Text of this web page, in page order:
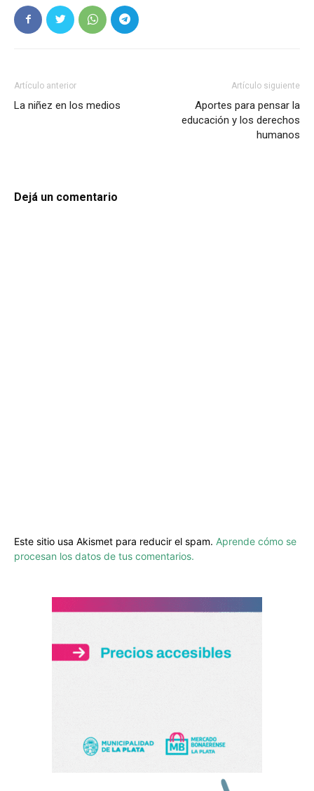
Artículo anterior
La niñez en los medios
Artículo siguiente
Aportes para pensar la
educación y los derechos
humanos
Dejá un comentario
Este sitio usa Akismet para reducir el spam. Aprende cómo se
procesan los datos de tus comentarios.